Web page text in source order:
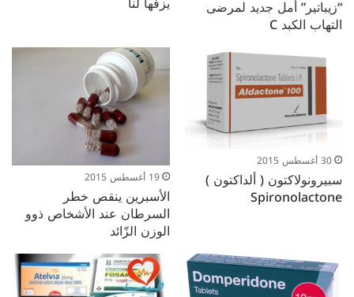
“زيباتير” أمل جديد لمرضى
التهاب الكبد C
30 أغسطس 2015
سبيرونولاكتون ( ألداكتون )
Spironolactone
19 أغسطس 2015
الأسبرين ينقص خطر
السرطان عند الأشخاص ذوو
الوزن الزّائد